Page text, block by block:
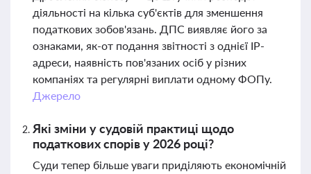
діяльності на кілька суб'єктів для зменшення
податкових зобов'язань. ДПС виявляє його за
ознаками, як-от подання звітності з однієї IP-
адреси, наявність пов'язаних осіб у різних
компаніях та регулярні виплати одному ФОПу.
Джерело
Які зміни у судовій практиці щодо
податкових спорів у 2026 році?
Суди тепер більше уваги приділяють економічній